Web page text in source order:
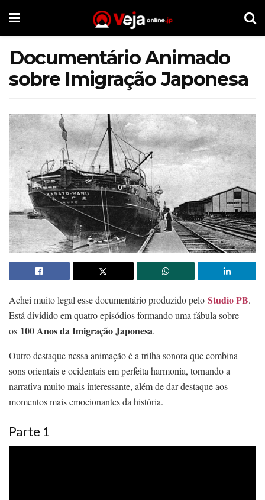
Documentário Animado
sobre Imigração Japonesa
Achei muito legal esse documentário produzido pelo Studio PB.
Está dividido em quatro episódios formando uma fábula sobre
os 100 Anos da Imigração Japonesa.
Outro destaque nessa animação é a trilha sonora que combina
sons orientais e ocidentais em perfeita harmonia, tornando a
narrativa muito mais interessante, além de dar destaque aos
momentos mais emocionantes da história.
Parte 1